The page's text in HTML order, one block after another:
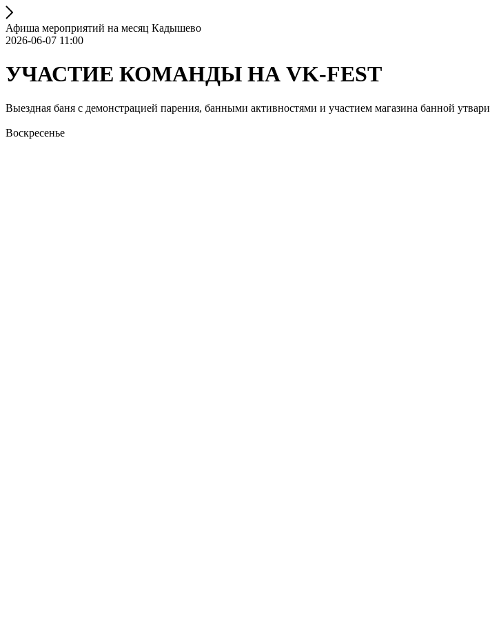
Афиша мероприятий на месяц Кадышево
2026-06-07 11:00
УЧАСТИЕ КОМАНДЫ НА VK-FEST
Выездная баня с демонстрацией парения, банными активностями и участием магазина банной утвари
Воскресенье